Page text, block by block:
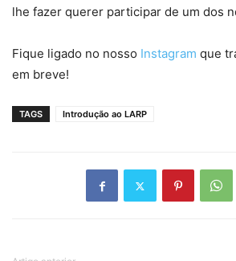
lhe fazer querer participar de um dos
Fique ligado no nosso Instagram que
em breve!
TAGS Introdução ao LARP